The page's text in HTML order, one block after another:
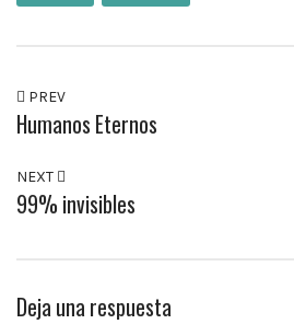
PREV
Humanos Eternos
NEXT
99% invisibles
Deja una respuesta